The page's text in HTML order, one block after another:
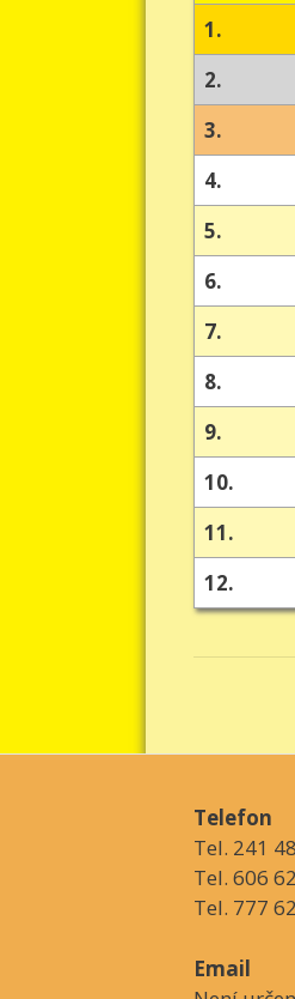
1.
2.
3.
4.
5.
6.
7.
8.
9.
10.
11.
12.
Telefon
Tel. 241
Tel. 606
Tel. 777
Email